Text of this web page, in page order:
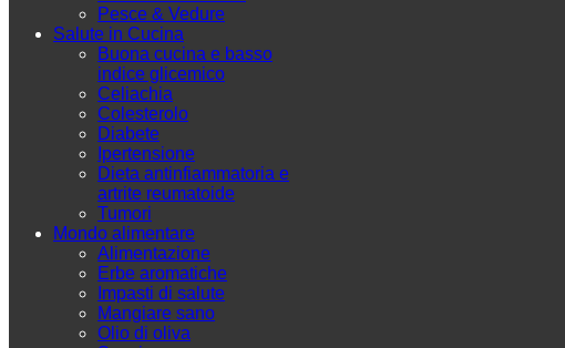
Pesce & Vedure
Salute in Cucina
Buona cucina e basso
indice glicemico
Celiachia
Colesterolo
Diabete
Ipertensione
Dieta antinfiammatoria e
artrite reumatoide
Tumori
Mondo alimentare
Alimentazione
Erbe aromatiche
Impasti di salute
Mangiare sano
Olio di oliva